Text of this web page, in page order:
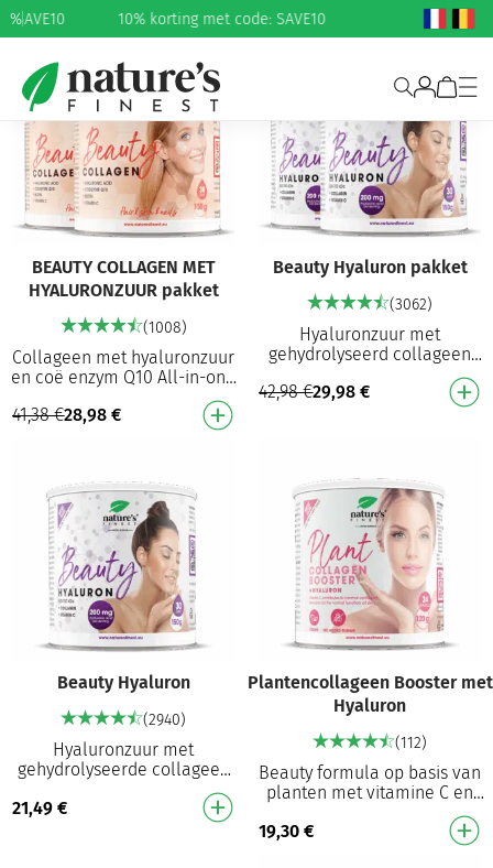
%
SAVE10 10% korting met code: SAVE10
30%
BEAUTY COLLAGEN MET
HYALURONZUUR pakket
(1008)
Collageen met hyaluronzuur
en coë enzym Q10 All-in-one
collageen, MSM, biotine,
41,38€28,98€
30%
Beauty Hyaluron pakket
(3062)
Hyaluronzuur met
gehydrolyseerd collageen
Collageenpeptiden met een
hoge biologische
beschikbaarheid Bevat 200
42,98€29,98€
Beauty Hyaluron
(2940)
Hyaluronzuur met
gehydrolyseerde collageen
Collageenpeptiden met hoge
biologische beschikbaarheid
Bevat 200 mg hyaluron…
21,49€
Plantencollageen Booster met
Hyaluron
(112)
Beauty formula op basis van
planten met vitamine C en
hyaluronzuur Plantaardig
alternatief: perfect voor een
19,30€